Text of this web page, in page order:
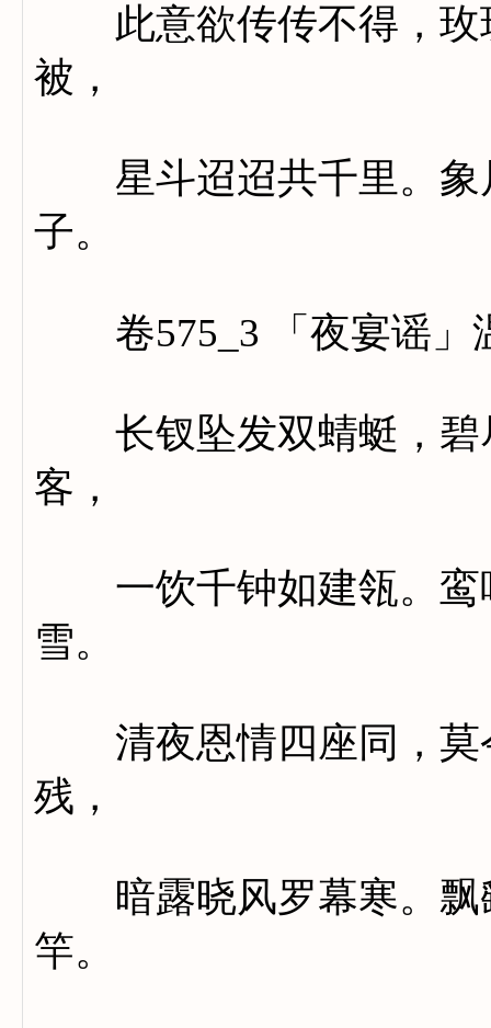
此意欲传传不得，玫
被，
星斗迢迢共千里。象
子。
卷575_3 「夜宴谣」
长钗坠发双蜻蜓，碧
客，
一饮千钟如建瓴。鸾
雪。
清夜恩情四座同，莫
残，
暗露晓风罗幕寒。飘
竿。